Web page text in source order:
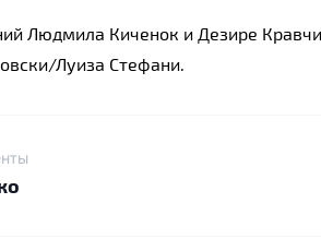
Людмила Киченок и Дезире
Луиза Стефани.